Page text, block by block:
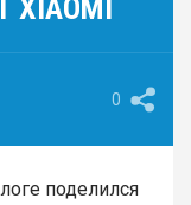
XIAOMI
0
поделился